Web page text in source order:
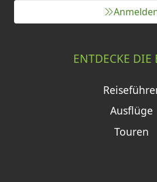
ENTDECKE DIE
Ausflüge
Touren